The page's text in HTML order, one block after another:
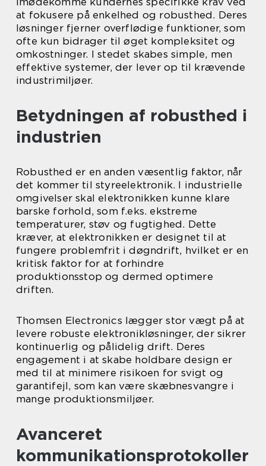
at fokusere på enkelhed og robusthed. Deres
løsninger fjerner overflødige funktioner, som
ofte kun bidrager til øget kompleksitet og
omkostninger. I stedet skabes simple, men
effektive systemer, der lever op til krævende
industrimiljøer.
Betydningen af robusthed i
industrien
Robusthed er en anden væsentlig faktor, når
det kommer til styreelektronik. I industrielle
omgivelser skal elektronikken kunne klare
barske forhold, som f.eks. ekstreme
temperaturer, støv og fugtighed. Dette
kræver, at elektronikken er designet til at
fungere problemfrit i døgndrift, hvilket er en
kritisk faktor for at forhindre
produktionsstop og dermed optimere
driften.
Thomsen Electronics lægger stor vægt på at
levere robuste elektronikløsninger, der sikrer
kontinuerlig og pålidelig drift. Deres
engagement i at skabe holdbare design er
med til at minimere risikoen for svigt og
garantifejl, som kan være skæbnesvangre i
mange produktionsmiljøer.
Avanceret
kommunikationsprotokoller